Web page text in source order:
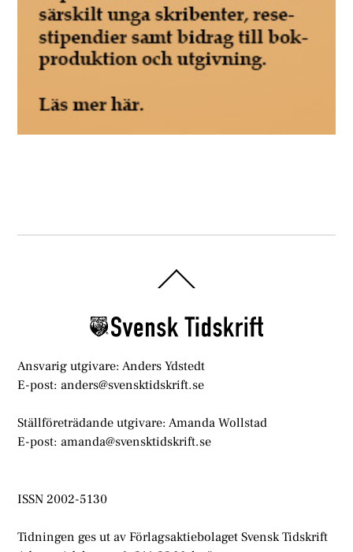
To
Ansvarig utgivare: Anders Ydstedt
E-post: anders@svensktidskrift.se
Ställföreträdande utgivare: Amanda Wollstad
E-post: amanda@svensktidskrift.se
ISSN 2002-5130
Tidningen ges ut av Förlagsaktiebolaget Svensk Tidskrift